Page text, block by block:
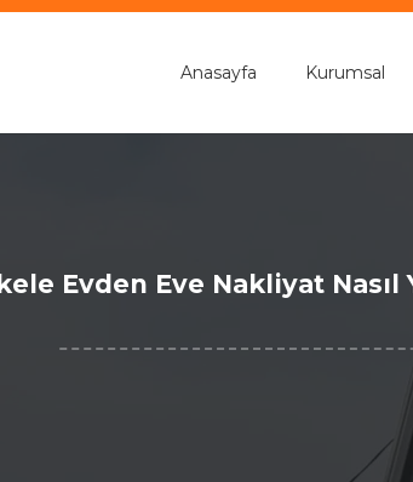
Anasayfa Kurumsal
Evden Eve Nakliyat Nasıl